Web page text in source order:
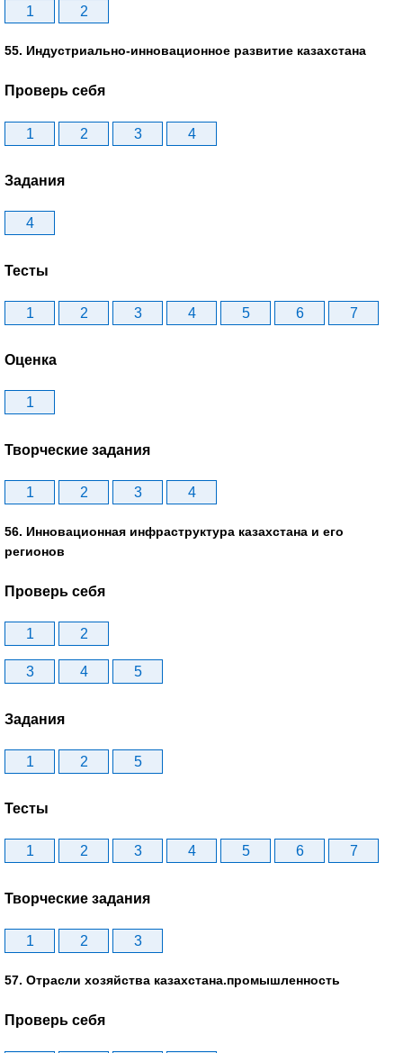
1 2
55. Индустриально-инновационное развитие казахстана
Проверь себя
1 2 3 4
Задания
4
Тесты
1 2 3 4 5 6 7
Оценка
1
Творческие задания
1 2 3 4
56. Инновационная инфраструктура казахстана и его
регионов
Проверь себя
1 2
3 4 5
Задания
1 2 5
Тесты
1 2 3 4 5 6 7
Творческие задания
1 2 3
57. Отрасли хозяйства казахстана.промышленность
Проверь себя